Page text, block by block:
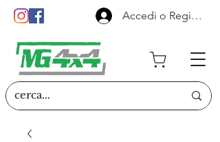
Accedi o Registrati